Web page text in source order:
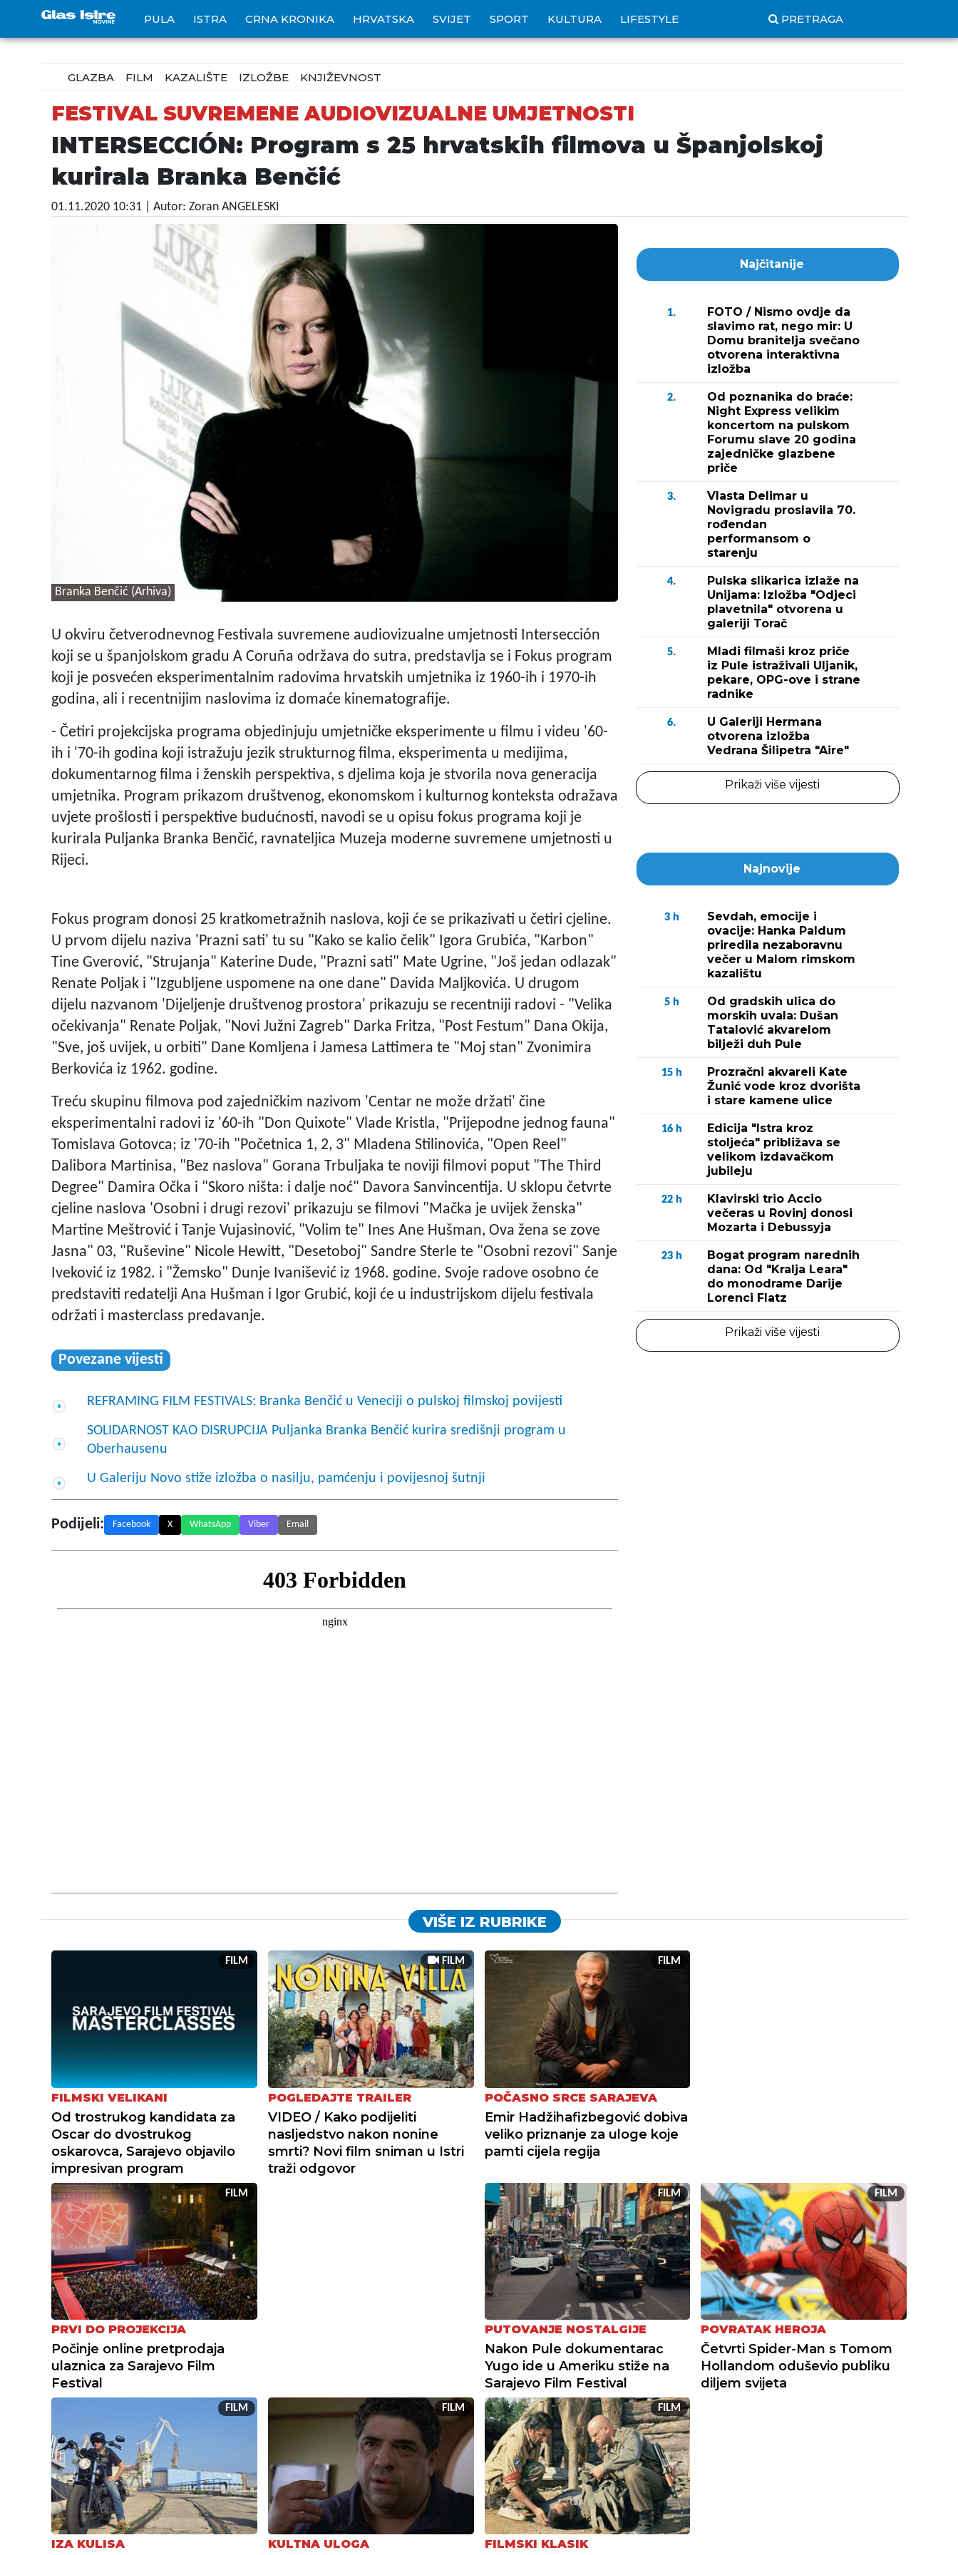
PULA ISTRA CRNA KRONIKA HRVATSKA SVIJET SPORT KULTURA LIFESTYLE PRETRAGA
GLAZBA FILM KAZALIŠTE IZLOŽBE KNJIŽEVNOST
FESTIVAL SUVREMENE AUDIOVIZUALNE UMJETNOSTI
INTERSECCIÓN: Program s 25 hrvatskih filmova u Španjolskoj
kurirala Branka Benčić
01.11.2020 10:31 | Autor: Zoran ANGELESKI
Branka Benčić (Arhiva)
U okviru četverodnevnog Festivala suvremene audiovizualne umjetnosti Intersección
koji se u španjolskom gradu A Coruña održava do sutra, predstavlja se i Fokus program
koji je posvećen eksperimentalnim radovima hrvatskih umjetnika iz 1960-ih i 1970-ih
godina, ali i recentnijim naslovima iz domaće kinematografije.
- Četiri projekcijska programa objedinjuju umjetničke eksperimente u filmu i videu '60-
ih i '70-ih godina koji istražuju jezik strukturnog filma, eksperimenta u medijima,
dokumentarnog filma i ženskih perspektiva, s djelima koja je stvorila nova generacija
umjetnika. Program prikazom društvenog, ekonomskom i kulturnog konteksta odražava
uvjete prošlosti i perspektive budućnosti, navodi se u opisu fokus programa koji je
kurirala Puljanka Branka Benčić, ravnateljica Muzeja moderne suvremene umjetnosti u
Rijeci.
Fokus program donosi 25 kratkometražnih naslova, koji će se prikazivati u četiri cjeline.
U prvom dijelu naziva 'Prazni sati' tu su "Kako se kalio čelik" Igora Grubića, "Karbon"
Tine Gverović, "Strujanja" Katerine Dude, "Prazni sati" Mate Ugrine, "Još jedan odlazak"
Renate Poljak i "Izgubljene uspomene na one dane" Davida Maljkovića. U drugom
dijelu nazvanom 'Dijeljenje društvenog prostora' prikazuju se recentniji radovi - "Velika
očekivanja" Renate Poljak, "Novi Južni Zagreb" Darka Fritza, "Post Festum" Dana Okija,
"Sve, još uvijek, u orbiti" Dane Komljena i Jamesa Lattimera te "Moj stan" Zvonimira
Berkovića iz 1962. godine.
Treću skupinu filmova pod zajedničkim nazivom 'Centar ne može držati' čine
eksperimentalni radovi iz '60-ih "Don Quixote" Vlade Kristla, "Prijepodne jednog fauna"
Tomislava Gotovca; iz '70-ih "Početnica 1, 2, 3" Mladena Stilinovića, "Open Reel"
Dalibora Martinisa, "Bez naslova" Gorana Trbuljaka te noviji filmovi poput "The Third
Degree" Damira Očka i "Skoro ništa: i dalje noć" Davora Sanvincentija. U sklopu četvrte
cjeline naslova 'Osobni i drugi rezovi' prikazuju se filmovi "Mačka je uvijek ženska"
Martine Meštrović i Tanje Vujasinović, "Volim te" Ines Ane Hušman, Ova žena se zove
Jasna" 03, "Ruševine" Nicole Hewitt, "Desetoboj" Sandre Sterle te "Osobni rezovi" Sanje
Iveković iz 1982. i "Žemsko" Dunje Ivanišević iz 1968. godine. Svoje radove osobno će
predstaviti redatelji Ana Hušman i Igor Grubić, koji će u industrijskom dijelu festivala
održati i masterclass predavanje.
Povezane vijesti
REFRAMING FILM FESTIVALS: Branka Benčić u Veneciji o pulskoj filmskoj povijesti
SOLIDARNOST KAO DISRUPCIJA Puljanka Branka Benčić kurira središnji program u
Oberhausenu
U Galeriju Novo stiže izložba o nasilju, pamćenju i povijesnoj šutnji
Podijeli: Facebook X WhatsApp Viber Email
Najčitanije
1.
FOTO / Nismo ovdje da
slavimo rat, nego mir: U
Domu branitelja svečano
otvorena interaktivna
izložba
2.
Od poznanika do braće:
Night Express velikim
koncertom na pulskom
Forumu slave 20 godina
zajedničke glazbene
priče
3.
Vlasta Delimar u
Novigradu proslavila 70.
rođendan
performansom o
starenju
4.
Pulska slikarica izlaže na
Unijama: Izložba "Odjeci
plavetnila" otvorena u
galeriji Torač
5.
Mladi filmaši kroz priče
iz Pule istraživali Uljanik,
pekare, OPG-ove i strane
radnike
6.
U Galeriji Hermana
otvorena izložba
Vedrana Šilipetra "Aire"
Prikaži više vijesti
Najnovije
3 h
Sevdah, emocije i
ovacije: Hanka Paldum
priredila nezaboravnu
večer u Malom rimskom
kazalištu
5 h
Od gradskih ulica do
morskih uvala: Dušan
Tatalović akvarelom
bilježi duh Pule
15 h
Prozračni akvareli Kate
Žunić vode kroz dvorišta
i stare kamene ulice
16 h
Edicija "Istra kroz
stoljeća" približava se
velikom izdavačkom
jubileju
22 h
Klavirski trio Accio
večeras u Rovinj donosi
Mozarta i Debussyja
23 h
Bogat program narednih
dana: Od "Kralja Leara"
do monodrame Darije
Lorenci Flatz
Prikaži više vijesti
VIŠE IZ RUBRIKE
FILM
FILMSKI VELIKANI
Od trostrukog kandidata za
Oscar do dvostrukog
oskarovca, Sarajevo objavilo
impresivan program
FILM
POGLEDAJTE TRAILER
VIDEO / Kako podijeliti
nasljedstvo nakon nonine
smrti? Novi film sniman u Istri
traži odgovor
FILM
POČASNO SRCE SARAJEVA
Emir Hadžihafizbegović dobiva
veliko priznanje za uloge koje
pamti cijela regija
FILM
PRVI DO PROJEKCIJA
Počinje online pretprodaja
ulaznica za Sarajevo Film
Festival
FILM
PUTOVANJE NOSTALGIJE
Nakon Pule dokumentarac
Yugo ide u Ameriku stiže na
Sarajevo Film Festival
FILM
POVRATAK HEROJA
Četvrti Spider-Man s Tomom
Hollandom oduševio publiku
diljem svijeta
FILM
IZA KULISA
FILM
KULTNA ULOGA
FILM
FILMSKI KLASIK